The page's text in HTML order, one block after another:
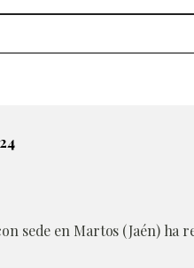
sede en Martos (Jaén) ha